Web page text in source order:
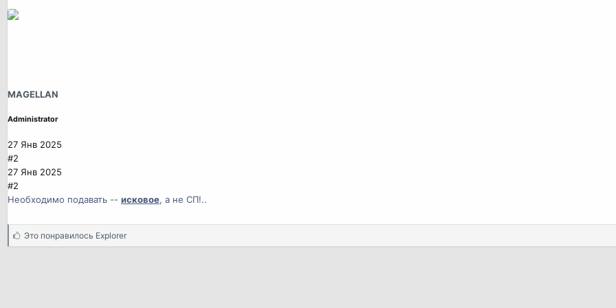
MAGELLAN
Administrator
27 Янв 2025
#2
27 Янв 2025
#2
Необходимо подавать -- исковое, а не СП!..
С
и
Это понравилось Explorer